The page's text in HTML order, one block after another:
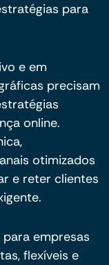
para
e em
precisam
online.
otimizados
e reter clientes
empresas
flexíveis e